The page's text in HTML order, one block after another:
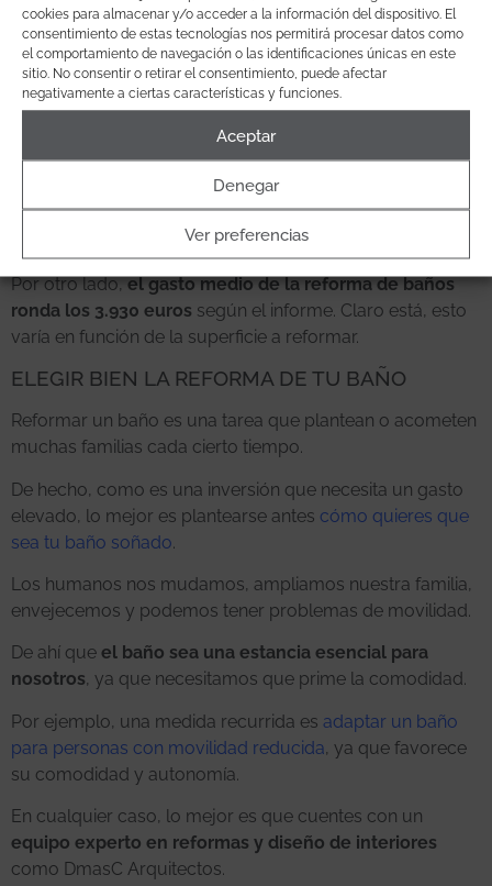
cookies para almacenar y/o acceder a la información del dispositivo. El
consentimiento de estas tecnologías nos permitirá procesar datos como
el comportamiento de navegación o las identificaciones únicas en este
sitio. No consentir o retirar el consentimiento, puede afectar
negativamente a ciertas características y funciones.
Aceptar
Denegar
Ver preferencias
espacio accesible.
La inmensa mayoría, un 94%,quiere cambiar de paso el
diseñode su cuarto de baño durante la reforma.
Además del diseño, priorizamos que esta estancia sea
fácil de limpiar y desinfectar(57% de los encuestados),
iluminación suficiente
para que puedan usarlo al menos dos personas a la vez
Por otro lado,el gasto medio de la reforma de baños
ronda los 3.930 euros según el informe. Claro está, esto
varía en función de la superficie a reformar.
ELEGIR BIEN LA REFORMA DE TU BAÑO
Reformar un baño es una tarea que plantean o acometen
muchas familias cada cierto tiempo.
De hecho, como es una inversión que necesita un gasto
elevado, lo mejor es plantearse antes cómo quieres que
sea tu baño soñado.
Los humanos nos mudamos, ampliamos nuestra familia,
envejecemos y podemos tener problemas de movilidad.
De ahí que el baño sea una estancia esencial para
nosotros, ya que necesitamos que prime la comodidad.
Por ejemplo, una medida recurrida es adaptar un baño
para personas con movilidad reducida, ya que favorece
su comodidad y autonomía.
En cualquier caso, lo mejor es que cuentes con un
equipo experto en reformas y diseño de interiores
como DmasC Arquitectos.